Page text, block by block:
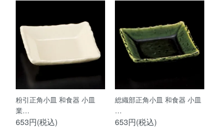
粉引正角小皿 和食器 小皿
業…
653円(税込)
総織部正角小皿 和食器 小皿
…
653円(税込)